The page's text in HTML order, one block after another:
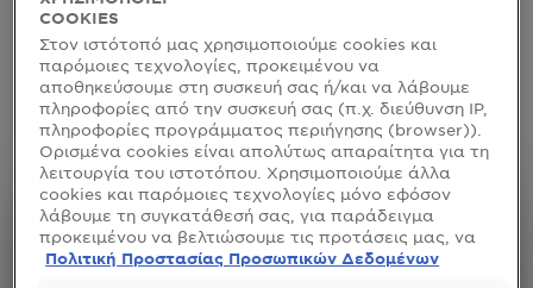
του ήλιου καθ'όλη τη διάρκεια του χρόνου. Επέλεξε
ανάμεσα σε προϊόντα με δείκτη προστασίας SPF30
και SPF50 και κάνε δικό σου εκείνο που ταιριάζει
καλύτερα στις ανάγκες της επιδερμίδας σου αυτό το
καλοκαίρι. Μην αργείς, το ιδανικό για σένα αντηλιακό
σε περιμένει. Βρες τα όλα εδώ.
COOKIES
Στον ιστότοπό μας χρησιμοποιούμε cookies και
παρόμοιες τεχνολογίες, προκειμένου να
αποθηκεύσουμε στη συσκευή σας ή/και να λάβουμε
πληροφορίες από την συσκευή σας (π.χ. διεύθυνση IP,
πληροφορίες προγράμματος περιήγησης (browser)).
Ορισμένα cookies είναι απολύτως απαραίτητα για τη
λειτουργία του ιστοτόπου. Χρησιμοποιούμε άλλα
cookies και παρόμοιες τεχνολογίες μόνο εφόσον
λάβουμε τη συγκατάθεσή σας, για παράδειγμα
προκειμένου να βελτιώσουμε τις προτάσεις μας, να
αναλύσουμε τη χρήση, να προσαρμόσουμε το
Πολιτική Προστασίας Προσωπικών Δεδομένων